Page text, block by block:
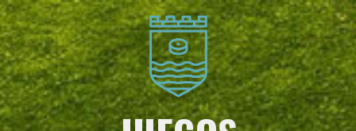
Saltar
al
contenido